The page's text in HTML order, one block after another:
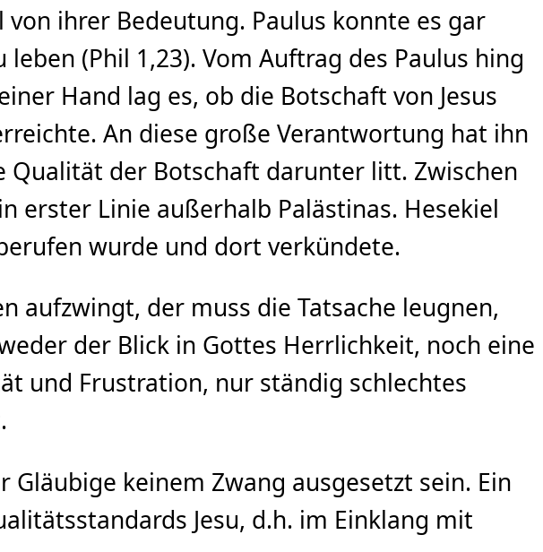
ihrer Bedeutung. Paulus konnte es gar
(Phil 1,23). Vom Auftrag des Paulus hing
Hand lag es, ob die Botschaft von Jesus
An diese große Verantwortung hat ihn
Qualität der Botschaft darunter litt. Zwischen
erster Linie außerhalb Palästinas. Hesekiel
wurde und dort verkündete.
aufzwingt, der muss die Tatsache leugnen,
der Blick in Gottes Herrlichkeit, noch eine
und Frustration, nur ständig schlechtes
keinem Zwang ausgesetzt sein. Ein
Jesu, d.h. im Einklang mit